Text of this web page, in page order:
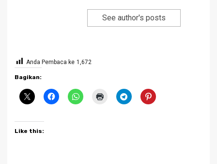
See author's posts
Anda Pembaca ke 1,672
Bagikan:
Like this: